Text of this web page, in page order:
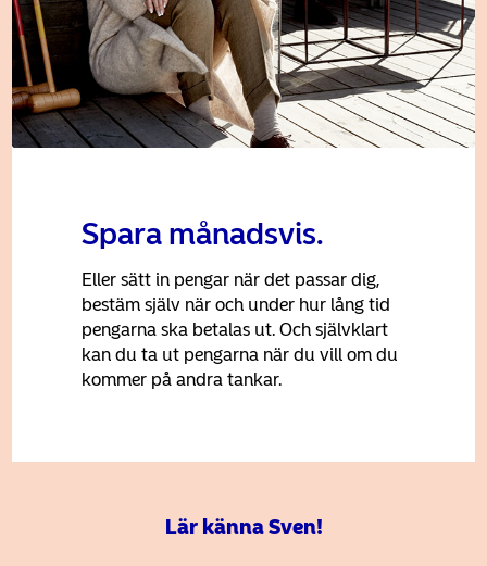
Spara månadsvis.
Eller sätt in pengar när det passar dig,
bestäm själv när och under hur lång tid
pengarna ska betalas ut. Och självklart
kan du ta ut pengarna när du vill om du
kommer på andra tankar.
Lär känna Sven!